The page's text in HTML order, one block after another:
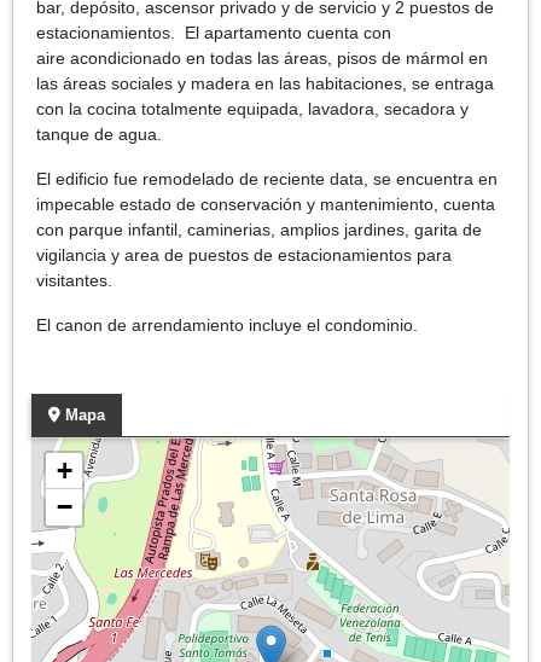
bar, depósito, ascensor privado y de servicio y 2 puestos de
estacionamientos. El apartamento cuenta con
aire acondicionado en todas las áreas, pisos de mármol en
las áreas sociales y madera en las habitaciones, se entraga
con la cocina totalmente equipada, lavadora, secadora y
tanque de agua.
El edificio fue remodelado de reciente data, se encuentra en
impecable estado de conservación y mantenimiento, cuenta
con parque infantil, caminerias, amplios jardines, garita de
vigilancia y area de puestos de estacionamientos para
visitantes.
El canon de arrendamiento incluye el condominio.
Mapa
+
−